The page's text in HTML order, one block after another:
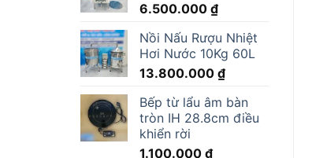
6.500.000 ₫
Nồi Nấu Rượu Nhiệt
Hơi Nước 10Kg 60L
13.800.000 ₫
Bếp từ lẩu âm bàn
tròn IH 28.8cm điều
khiển rời
1.100.000 ₫